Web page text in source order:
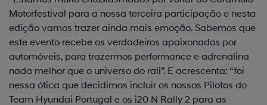
Motorfestival para a nossa terceira participação e nesta
edição vamos trazer ainda mais emoção. Sabemos que
este evento recebe os verdadeiros apaixonados por
automóveis, para trazermos performance e adrenalina
nada melhor que o universo do rali”. E acrescenta: “foi
nessa ótica que decidimos incluir os nossos Pilotos do
Team Hyundai Portugal e os i20 N Rally 2 para as